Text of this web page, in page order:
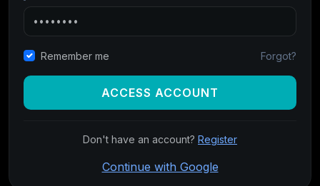
Remember me Forgot?
ACCESS ACCOUNT
Don't have an account? Register
Continue with Google